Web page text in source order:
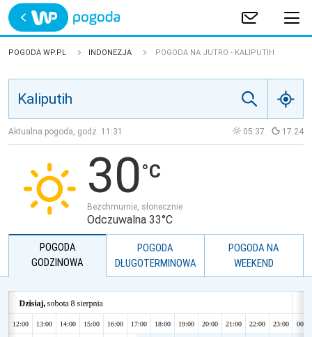
Trwa ładowanie
POLSKA
JAKOŚĆ POWIETRZA
POGODA WP.PL INDONEZJA POGODA NA JUTRO - KALIPUTIH
Aktualna pogoda, godz. 11:31 05:37 17:24
30
Bezchmurnie, słonecznie
Odczuwalna 33°C
POGODA
GODZINOWA
POGODA
DŁUGOTERMINOWA
POGODA NA
WEEKEND